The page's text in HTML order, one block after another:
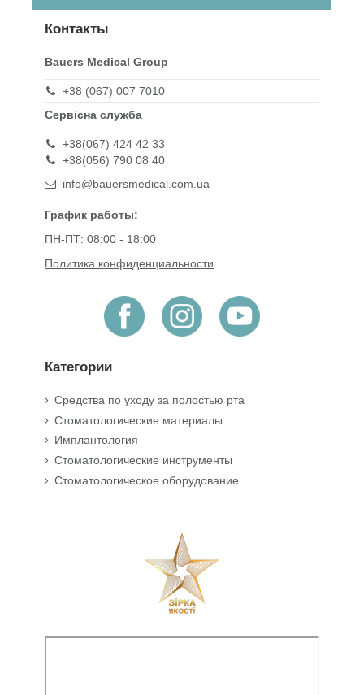
Контакты
Bauers Medical Group
+38 (067) 007 7010
Сервісна служба
+38(067) 424 42 33
+38(056) 790 08 40
info@bauersmedical.com.ua
График работы:
ПН-ПТ: 08:00 - 18:00
Политика конфиденциальности
Категории
Средства по уходу за полостью рта
Стоматологические материалы
Имплантология
Стоматологические инструменты
Стоматологическое оборудование